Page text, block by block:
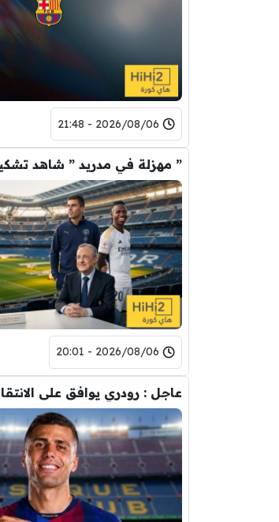
2026/08/06 - 21:48
2026/08/06 - 20:01